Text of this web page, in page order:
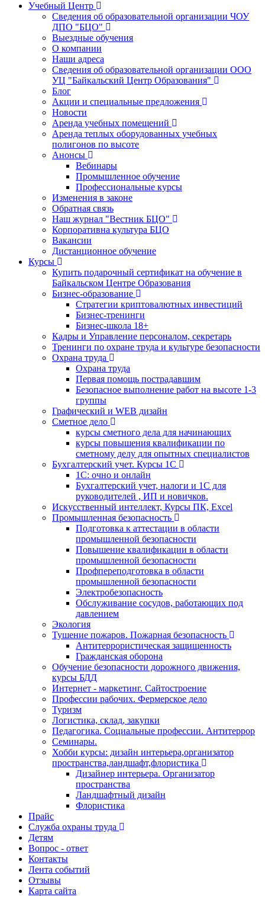
Учебный Центр
Сведения об образовательной организации ЧОУ
ДПО "БЦО"
Выездные обучения
О компании
Наши адреса
Сведения об образовательной организации ООО
УЦ "Байкальский Центр Образования"
Блог
Акции и специальные предложения
Новости
Аренда учебных помещений
Аренда теплых оборудованных учебных
полигонов по высоте
Анонсы
Вебинары
Промышленное обучение
Профессиональные курсы
Изменения в законе
Обратная связь
Наш журнал "Вестник БЦО"
Корпоративна культура БЦО
Вакансии
Дистанционное обучение
Курсы
Купить подарочный сертификат на обучение в
Байкальском Центре Образования
Бизнес-образование
Стратегии криптовалютных инвестиций
Бизнес-тренинги
Бизнес-школа 18+
Кадры и Управление персоналом, секретарь
Тренинги по охране труда и культуре безопасности
Охрана труда
Охрана труда
Первая помощь пострадавшим
Безопасное выполнение работ на высоте 1-3
группы
Графический и WEB дизайн
Сметное дело
курсы сметного дела для начинающих
курсы повышения квалификации по
сметному делу для опытных специалистов
Бухгалтерский учет. Курсы 1С
1С: очно и онлайн
Бухгалтерский учет, налоги и 1С для
руководителей , ИП и новичков.
Искусственный интеллект, Курсы ПК, Excel
Промышленная безопасность
Подготовка к аттестации в области
промышленной безопасности
Повышение квалификации в области
промышленной безопасности
Профпереподготовка в области
промышленной безопасности
Электробезопасность
Обслуживание сосудов, работающих под
давлением
Экология
Тушение пожаров. Пожарная безопасность
Антитеррористическая защищенность
Гражданская оборона
Обучение безопасности дорожного движения,
курсы БДД
Интернет - маркетинг. Сайтостроение
Профессии рабочих. Фермерское дело
Туризм
Логистика, склад, закупки
Педагогика. Социальные профессии. Антитеррор
Семинары.
Хобби курсы: дизайн интерьера,организатор
пространства,ландшафт,флористика
Дизайнер интерьера. Организатор
пространства
Ландшафтный дизайн
Флористика
Прайс
Служба охраны труда
Детям
Вопрос - ответ
Контакты
Лента событий
Отзывы
Карта сайта